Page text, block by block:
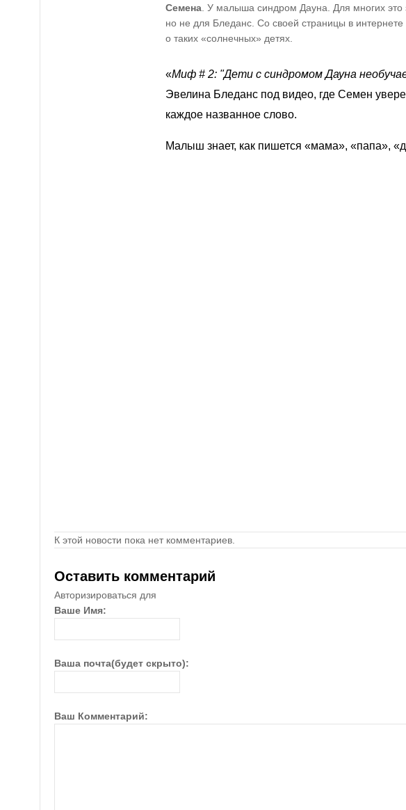
Семена . У малыша синдром Дауна. Для многих это
но не для Бледанс. Со своей страницы в интернете
о таких «солнечных» детях.
«Миф # 2: "Дети с синдромом Дауна
Эвелина Бледанс под видео, где Семен
каждое названное слово.
Малыш знает, как пишется «мама», «папа»,
К этой новости пока нет комментариев.
Оставить комментарий
Авторизироваться для
Ваше Имя:
Ваша почта(будет скрыто):
Ваш Комментарий: